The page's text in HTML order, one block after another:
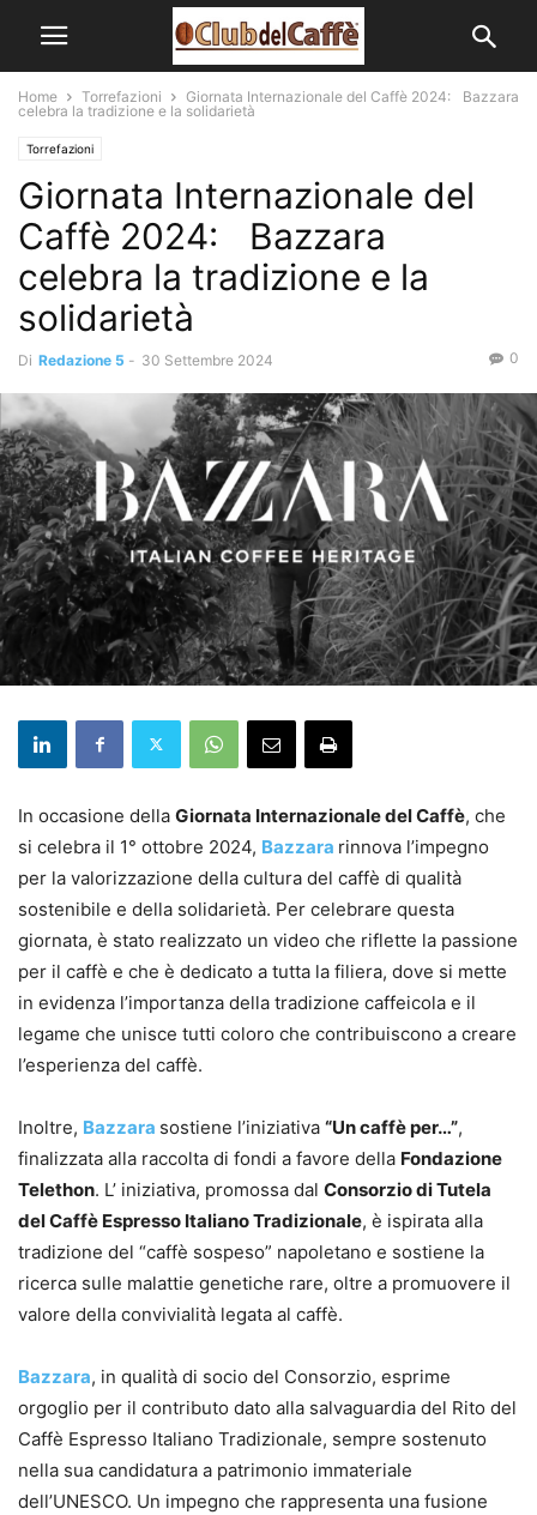
Home Torrefazioni
Giornata Internazionale del Caffè 2024: Bazzara
celebra la tradizione e la solidarietà
Torrefazioni
Giornata Internazionale del
Caffè 2024: Bazzara
celebra la tradizione e la
solidarietà
Di Redazione 5 - 30 Settembre 2024 0
In occasione della Giornata Internazionale del Caffè, che
si celebra il 1° ottobre 2024, Bazzara rinnova l’impegno
per la valorizzazione della cultura del caffè di qualità
sostenibile e della solidarietà. Per celebrare questa
giornata, è stato realizzato un video che riflette la passione
per il caffè e che è dedicato a tutta la filiera, dove si mette
in evidenza l’importanza della tradizione caffeicola e il
legame che unisce tutti coloro che contribuiscono a creare
l’esperienza del caffè.
Inoltre, Bazzara sostiene l’iniziativa “Un caffè per…”,
finalizzata alla raccolta di fondi a favore della Fondazione
Telethon. L’ iniziativa, promossa dal Consorzio di Tutela
del Caffè Espresso Italiano Tradizionale, è ispirata alla
tradizione del “caffè sospeso” napoletano e sostiene la
ricerca sulle malattie genetiche rare, oltre a promuovere il
valore della convivialità legata al caffè.
Bazzara, in qualità di socio del Consorzio, esprime
orgoglio per il contributo dato alla salvaguardia del Rito del
Caffè Espresso Italiano Tradizionale, sempre sostenuto
nella sua candidatura a patrimonio immateriale
dell’UNESCO. Un impegno che rappresenta una fusione